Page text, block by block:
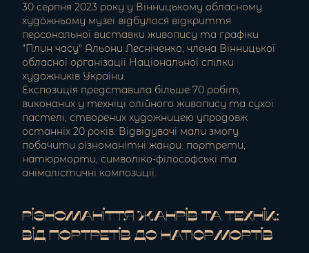
30 серпня 2023 року у Вінницькому обласному
художньому музеї відбулося відкриття
персональної виставки живопису та графіки
"Плин часу" Альони Лесніченко, члена Вінницької
обласної організації Національної спілки
художників України.
Експозиція представила більше 70 робіт,
виконаних у техніці олійного живопису та сухої
пастелі, створених художницею упродовж
останніх 20 років. Відвідувачі мали змогу
побачити різноманітні жанри: портрети,
натюрморти, символіко-філософські та
анімалістичні композиції.
Різноманіття жанрів та технік:
від портретів до натюрмортів